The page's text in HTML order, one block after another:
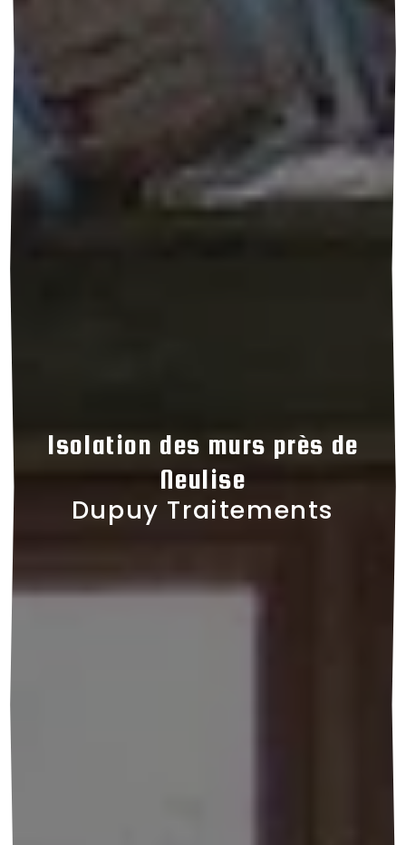
Isolation des murs près de
Neulise
Dupuy Traitements